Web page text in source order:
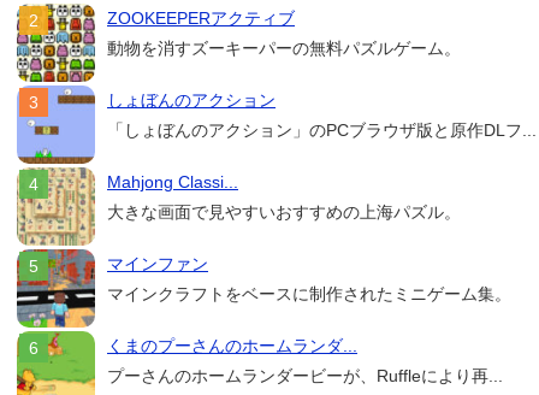
ZOOKEEPERアクティブ
動物を消すズーキーパーの無料パズルゲーム。
しょぼんのアクション
「しょぼんのアクション」のPCブラウザ版と原作DLフ...
Mahjong Classi...
大きな画面で見やすいおすすめの上海パズル。
マインファン
マインクラフトをベースに制作されたミニゲーム集。
くまのプーさんのホームランダ...
プーさんのホームランダービーが、Ruffleにより再...